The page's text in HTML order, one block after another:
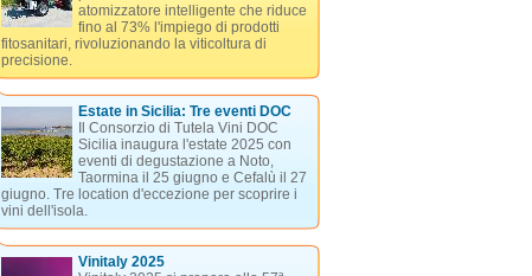
atomizzatore intelligente che riduce
fino al 73% l'impiego di prodotti
fitosanitari, rivoluzionando la viticoltura di
precisione.
Estate in Sicilia: Tre eventi DOC
Il Consorzio di Tutela Vini DOC
Sicilia inaugura l'estate 2025 con
eventi di degustazione a Noto,
Taormina il 25 giugno e Cefalù il 27
giugno. Tre location d'eccezione per scoprire i
vini dell'isola.
Vinitaly 2025